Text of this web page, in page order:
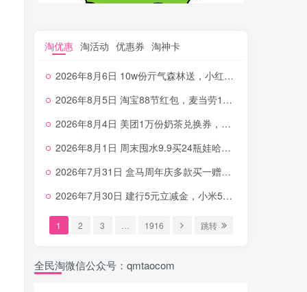
淘优惠 淘活动 优惠券 淘神卡
2026年8月6日 10w份亓气森林送，小红书12元无门槛，中行电费30-10，0元柠檬水+0撸汉堡等
2026年8月5日 淘宝88节红包，麦当劳150万份柠檬水，三万份瑞幸免单，霸王9万份0.01券等
2026年8月4日 美团1万份奶茶兑换券，农行5E卡，中行支付超给利，美团领18个冰激凌，小米每天领2-6元等等
2026年8月1日 周末囤水9.9买24瓶娃哈哈，建行100元京东券，移动5元话费，麦当劳甜筒，交行立减金等
2026年7月31日 盒马周年庆多款买一赠一，饿了么拆红包，建行30立减金，农行领10元刷卡金等
2026年7月30日 建行5元立减金，小米5元，抢2500份爷爷不泡茶，闪购20-20，3元吃瑞幸咖啡等
1 2 3 1916 跳转
全民淘微信公众号：qmtaocom